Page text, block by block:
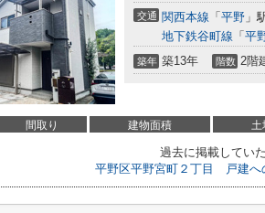
交通 関西本線 「 平野 」
地下鉄谷町線 「 平
築年 築13年 階数 2階
間取り 建物面積 土
過去に掲載してい
平野区平野宮町２丁目 戸建へ